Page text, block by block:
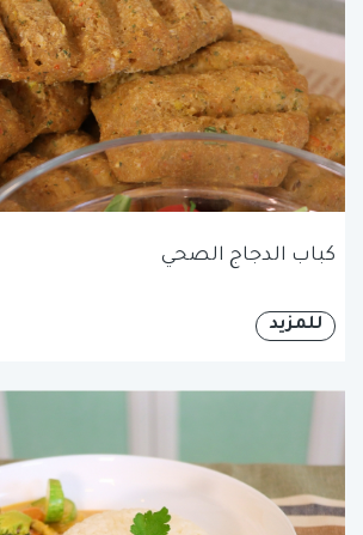
كباب الدجاج الصحي
للمزيد